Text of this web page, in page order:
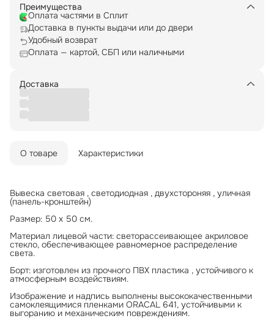
Преимущества
Оплата частями в Сплит
Доставка в пункты выдачи или до двери
Удобный возврат
Оплата — картой, СБП или наличными
Доставка
О товаре Характеристики
Вывеска световая , светодиодная , двухстороняя , уличная
(панель-кронштейн)
Размер: 50 х 50 см.
Материал лицевой части: светорассеивающее акриловое
стекло, обеспечивающее равномерное распределение
света.
Борт: изготовлен из прочного ПВХ пластика , устойчивого к
атмосферным воздействиям.
Изображение и надпись выполнены высококачественными
самоклеящимися пленками ORACAL 641, устойчивыми к
выгоранию и механическим повреждениям.